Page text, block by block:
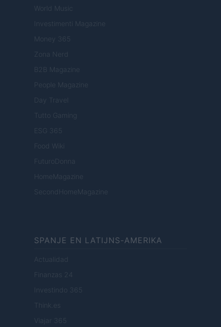
World Music
Investimenti Magazine
Money 365
Zona Nerd
B2B Magazine
People Magazine
Day Travel
Tutto Gaming
ESG 365
Food Wiki
FuturoDonna
HomeMagazine
SecondHomeMagazine
SPANJE EN LATIJNS-AMERIKA
Actualidad
Finanzas 24
Investindo 365
Think.es
Viajar 365